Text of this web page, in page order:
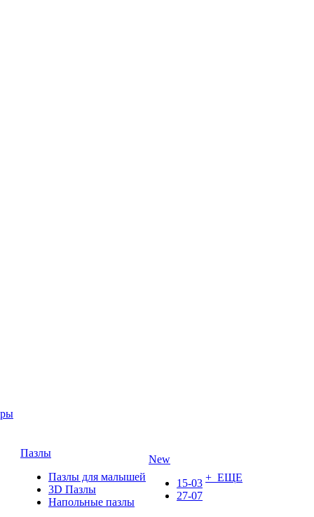
Пазлы
Пазлы для малышей
3D Пазлы
Напольные пазлы
New
15-03
27-07
+ ЕЩЕ